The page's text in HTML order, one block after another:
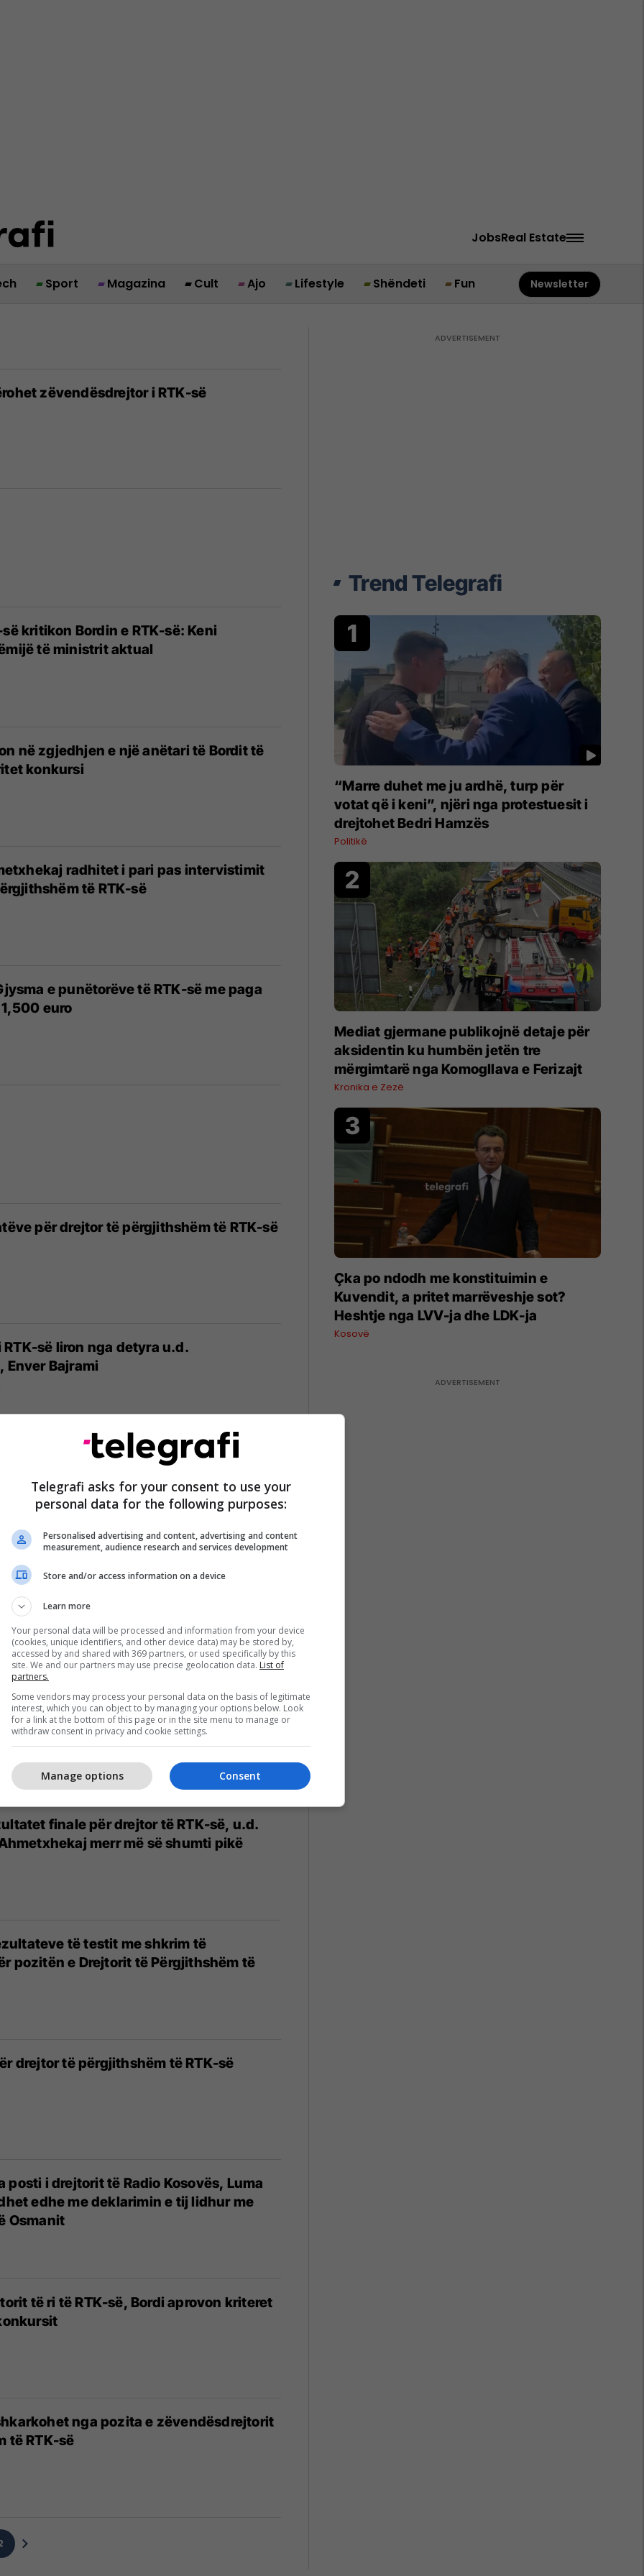
JobsReal Estate
Sport Magazina Cult Ajo Lifestyle Shëndeti Fun Newsletter
zëvendësdrejtor i RTK-së
kritikon Bordin e RTK-së: Keni
të ministrit aktual
në zgjedhjen e një anëtari të Bordit të
konkursi
radhitet i pari pas intervistimit
të RTK-së
e punëtorëve të RTK-së me paga
euro
për drejtor të përgjithshëm të RTK-së
së liron nga detyra u.d.
Bajrami
nga bordi i RTK-së - thotë se ka
në punë profesionale
zero procesi i zgjedhjes së drejtorit të
konkurs i ri
finale për drejtor të RTK-së, u.d.
merr më së shumti pikë
të testit me shkrim të
pozitën e Drejtorit të Përgjithshëm të
drejtor të përgjithshëm të RTK-së
posti i drejtorit të Radio Kosovës, Luma
edhe me deklarimin e tij lidhur me
Osmanit
të ri të RTK-së, Bordi aprovon kriteret
nga pozita e zëvendësdrejtorit
të RTK-së
Trend Telegrafi
“Marre duhet me ju ardhë, turp për
votat që i keni”, njëri nga protestuesit i
drejtohet Bedri Hamzës
Politikë
Mediat gjermane publikojnë detaje për
aksidentin ku humbën jetën tre
mërgimtarë nga Komogllava e Ferizajt
Kronika e Zezë
Çka po ndodh me konstituimin e
Kuvendit, a pritet marrëveshje sot?
Heshtje nga LVV-ja dhe LDK-ja
Kosovë
Telegrafi asks for your consent to use your
personal data for the following purposes:
Personalised advertising and content, advertising and content
measurement, audience research and services development
Store and/or access information on a device
Learn more
Your personal data will be processed and information from your device
(cookies, unique identifiers, and other device data) may be stored by,
accessed by and shared with 369 partners, or used specifically by this
site. We and our partners may use precise geolocation data. List of
partners.
Some vendors may process your personal data on the basis of legitimate
interest, which you can object to by managing your options below. Look
for a link at the bottom of this page or in the site menu to manage or
withdraw consent in privacy and cookie settings.
Consent
Manage options